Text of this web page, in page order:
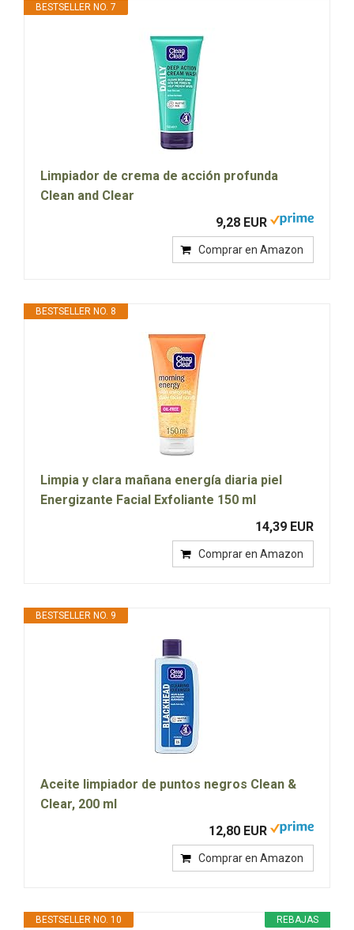
BESTSELLER NO. 7
Limpiador de crema de acción profunda
Clean and Clear
9,28 EUR
Comprar en Amazon
BESTSELLER NO. 8
Limpia y clara mañana energía diaria piel
Energizante Facial Exfoliante 150 ml
14,39 EUR
Comprar en Amazon
BESTSELLER NO. 9
Aceite limpiador de puntos negros Clean &
Clear, 200 ml
12,80 EUR
Comprar en Amazon
REBAJAS
BESTSELLER NO. 10